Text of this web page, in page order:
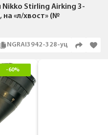
Nikko Stirling Airking 3-
на «л/хвост» (№
NGRAI3942-328-уц
-60%